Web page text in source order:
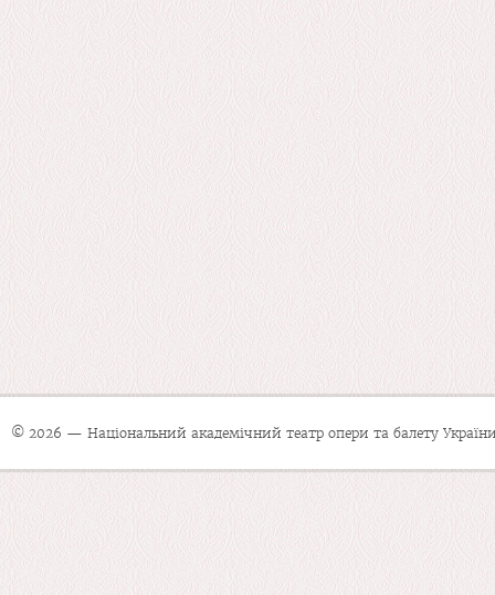
© 2026 — Національний академічний театр опери та балету